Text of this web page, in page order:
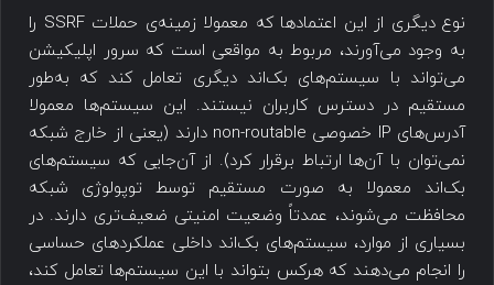
نوع دیگری از این اعتمادها که معمولا زمینه‌ی حملات SSRF را
به وجود می‌آورند، مربوط به مواقعی است که سرور اپلیکیشن
می‌تواند با سیستم‌های بک‌اند دیگری تعامل کند که به‌طور
مستقیم در دسترس کاربران نیستند. این سیستم‌ها معمولا
آدرس‌های IP خصوصی non-routable دارند (یعنی از خارج شبکه
نمی‌توان با آن‌ها ارتباط برقرار کرد). از آن‌جایی که سیستم‌های
بک‌اند معمولا به صورت مستقیم توسط توپولوژی شبکه
محافظت می‌شوند، عمدتاً وضعیت امنیتی ضعیف‌تری دارند. در
بسیاری از موارد، سیستم‌های بک‌اند داخلی عملکردهای حساسی
را انجام می‌دهند که هرکس بتواند با این سیستم‌ها تعامل کند،